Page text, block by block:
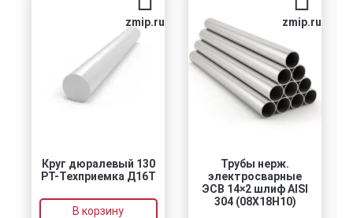
zmip.ru
Круг дюралевый 130
РТ-Техприемка Д16Т
В корзину
zmip.ru
Трубы нерж.
электросварные
ЭСВ 14×2 шлиф AISI
304 (08Х18Н10)